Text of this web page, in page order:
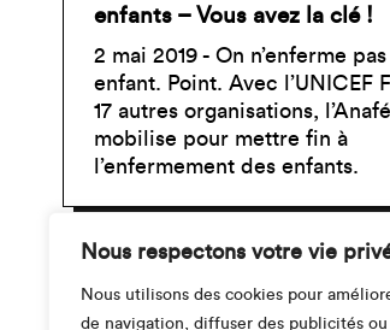
Nous respectons votre vie
Nous utilisons des cookies pour
de navigation, diffuser des publicités
enfants – Vous avez la clé !
2 mai 2019 - On n’enferme
enfant. Point. Avec l’UNICEF
17 autres organisations,
mobilise pour mettre fin à
l’enfermement des enfants.